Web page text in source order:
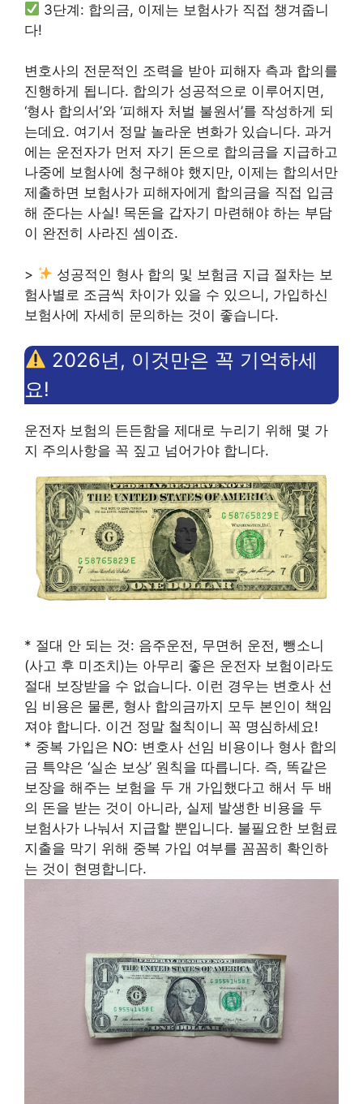
3단계: 합의금, 이제는 보험사가 직접 챙겨줍니
다!
변호사의 전문적인 조력을 받아 피해자 측과 합의를
진행하게 됩니다. 합의가 성공적으로 이루어지면,
‘형사 합의서’와 ‘피해자 처벌 불원서’를 작성하게 되
는데요. 여기서 정말 놀라운 변화가 있습니다. 과거
에는 운전자가 먼저 자기 돈으로 합의금을 지급하고
나중에 보험사에 청구해야 했지만, 이제는 합의서만
제출하면 보험사가 피해자에게 합의금을 직접 입금
해 준다는 사실! 목돈을 갑자기 마련해야 하는 부담
이 완전히 사라진 셈이죠.
>
성공적인 형사 합의 및 보험금 지급 절차는 보
험사별로 조금씩 차이가 있을 수 있으니, 가입하신
보험사에 자세히 문의하는 것이 좋습니다.
2026년, 이것만은 꼭 기억하세
요!
운전자 보험의 든든함을 제대로 누리기 위해 몇 가
지 주의사항을 꼭 짚고 넘어가야 합니다.
* 절대 안 되는 것: 음주운전, 무면허 운전, 뺑소니
(사고 후 미조치)는 아무리 좋은 운전자 보험이라도
절대 보장받을 수 없습니다. 이런 경우는 변호사 선
임 비용은 물론, 형사 합의금까지 모두 본인이 책임
져야 합니다. 이건 정말 철칙이니 꼭 명심하세요!
* 중복 가입은 NO: 변호사 선임 비용이나 형사 합의
금 특약은 ‘실손 보상’ 원칙을 따릅니다. 즉, 똑같은
보장을 해주는 보험을 두 개 가입했다고 해서 두 배
의 돈을 받는 것이 아니라, 실제 발생한 비용을 두
보험사가 나눠서 지급할 뿐입니다. 불필요한 보험료
지출을 막기 위해 중복 가입 여부를 꼼꼼히 확인하
는 것이 현명합니다.